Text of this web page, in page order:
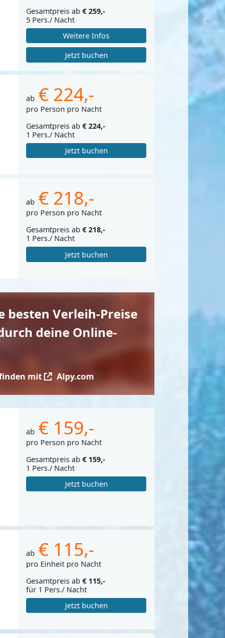
Gesamtpreis ab € 259,-
5 Pers./ Nacht
Weitere Infos
Jetzt buchen
ab € 224,-
pro Person pro Nacht
Gesamtpreis ab € 224,-
1 Pers./ Nacht
Jetzt buchen
ab € 218,-
pro Person pro Nacht
Gesamtpreis ab € 218,-
1 Pers./ Nacht
Jetzt buchen
besten Verleih-Preise
deine Online-
mit Alpy.com
ab € 159,-
pro Person pro Nacht
Gesamtpreis ab € 159,-
1 Pers./ Nacht
Jetzt buchen
ab € 115,-
pro Einheit pro Nacht
Gesamtpreis ab € 115,-
für 1 Pers./ Nacht
Jetzt buchen